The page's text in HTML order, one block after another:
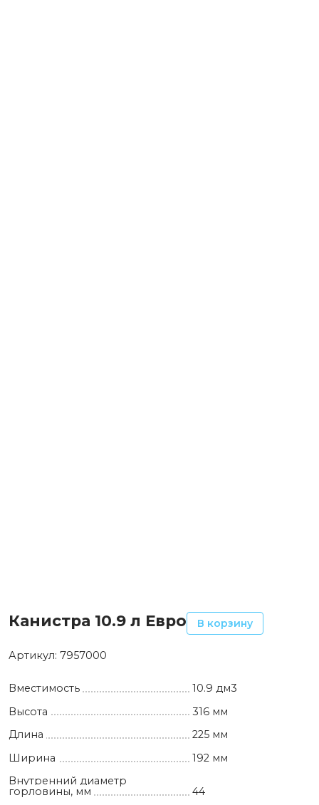
Канистра 10.9 л Евро В корзину
Артикул: 7957000
Вместимость
10.9 дм3
Высота
316 мм
Длина
225 мм
Ширина
192 мм
Внутренний диаметр
горловины, мм
44